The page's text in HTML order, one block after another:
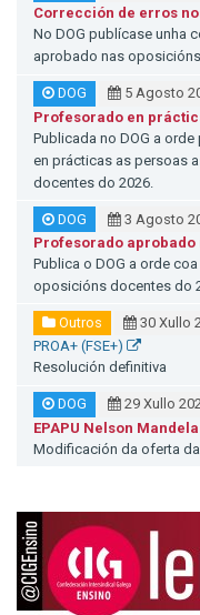
Corrección de erros
No DOG publícase unha
aprobado nas
DOG
5 Agosto
Profesorado en
Publicada no DOG a
en prácticas as persoas
docentes do 2026.
DOG
3 Agosto
Profesorado aprobado
Publica o DOG a orde
oposicións docentes do
Outros
30 Xullo
PROA+ (FSE+)
Resolución definitiva
DOG
29 Xullo
EPAPU Nelson Mandela
Modificación da oferta